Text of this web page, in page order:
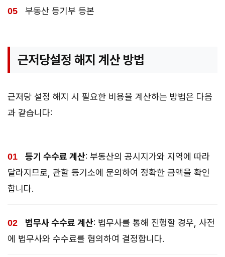
부동산 등기부 등본
근저당설정 해지 계산 방법
근저당 설정 해지 시 필요한 비용을 계산하는 방법은 다음
과 같습니다:
등기 수수료 계산: 부동산의 공시지가와 지역에 따라
달라지므로, 관할 등기소에 문의하여 정확한 금액을 확인
합니다.
법무사 수수료 계산: 법무사를 통해 진행할 경우, 사전
에 법무사와 수수료를 협의하여 결정합니다.